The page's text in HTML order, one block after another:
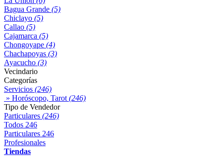
Bagua Grande (5)
Chiclayo (5)
Callao (5)
Cajamarca (5)
Chongoyape (4)
Chachapoyas (3)
Ayacucho (3)
Vecindario
Categorías
Servicios (246)
» Horóscopo, Tarot (246)
Tipo de Vendedor
Particulares (246)
Todos 246
Particulares 246
Profesionales
Tiendas